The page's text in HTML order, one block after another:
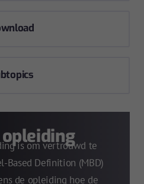
is om vertrouwd te
Based Definition (MBD)
de opleiding hoe de